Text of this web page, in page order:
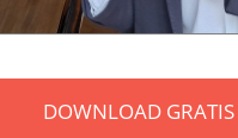
DOWNLOAD GRATIS